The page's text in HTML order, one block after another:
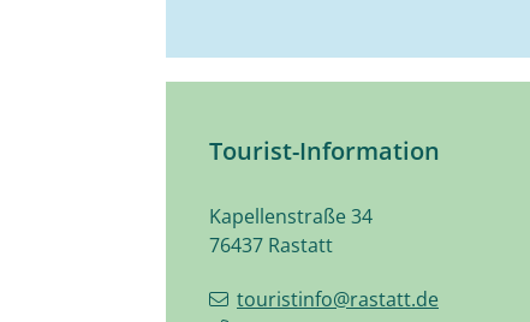
Tourist-Information
Kapellenstraße 34
76437 Rastatt
touristinfo@rastatt.de